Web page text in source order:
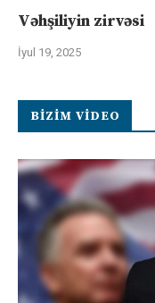
Vəhşiliyin zirvəsi
İyul 19, 2025
BIZIM VIDEO